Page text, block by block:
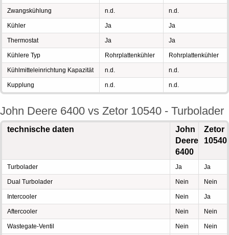
Zwangskühlung n.d. n.d.
Kühler Ja Ja
Thermostat Ja Ja
Kühlere Typ Rohrplattenkühler Rohrplattenkühler
Kühlmitteleinrichtung Kapazität n.d. n.d.
Kupplung n.d. n.d.
John Deere 6400 vs Zetor 10540 - Turbolader
technische daten
John
Deere
6400
Zetor
10540
Turbolader Ja Ja
Dual Turbolader Nein Nein
Intercooler Nein Ja
Aftercooler Nein Nein
Wastegate-Ventil Nein Nein